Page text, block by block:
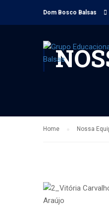
Dom Bosco Balsas
Home Nossa